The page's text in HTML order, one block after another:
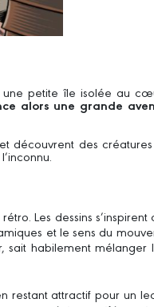
une petite île isolée au
alors une grande
découvrent des
Les dessins
et le sens du
sait habilement mélanger
attractif pour un